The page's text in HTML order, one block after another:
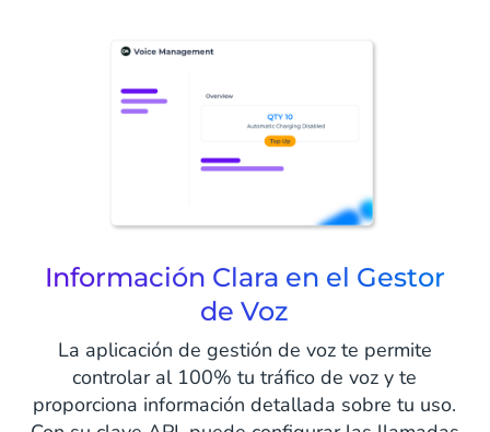
Información Clara en el Gestor
de Voz
La aplicación de gestión de voz te permite
controlar al 100% tu tráfico de voz y te
proporciona información detallada sobre tu uso.